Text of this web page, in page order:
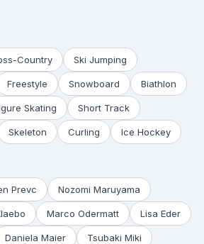
Country Ski Jumping
Freestyle Snowboard Biathlon
Skating Short Track
Skeleton Curling Ice Hockey
Prevc Nozomi Maruyama
Marco Odermatt Lisa Eder
Daniela Maier Tsubaki Miki